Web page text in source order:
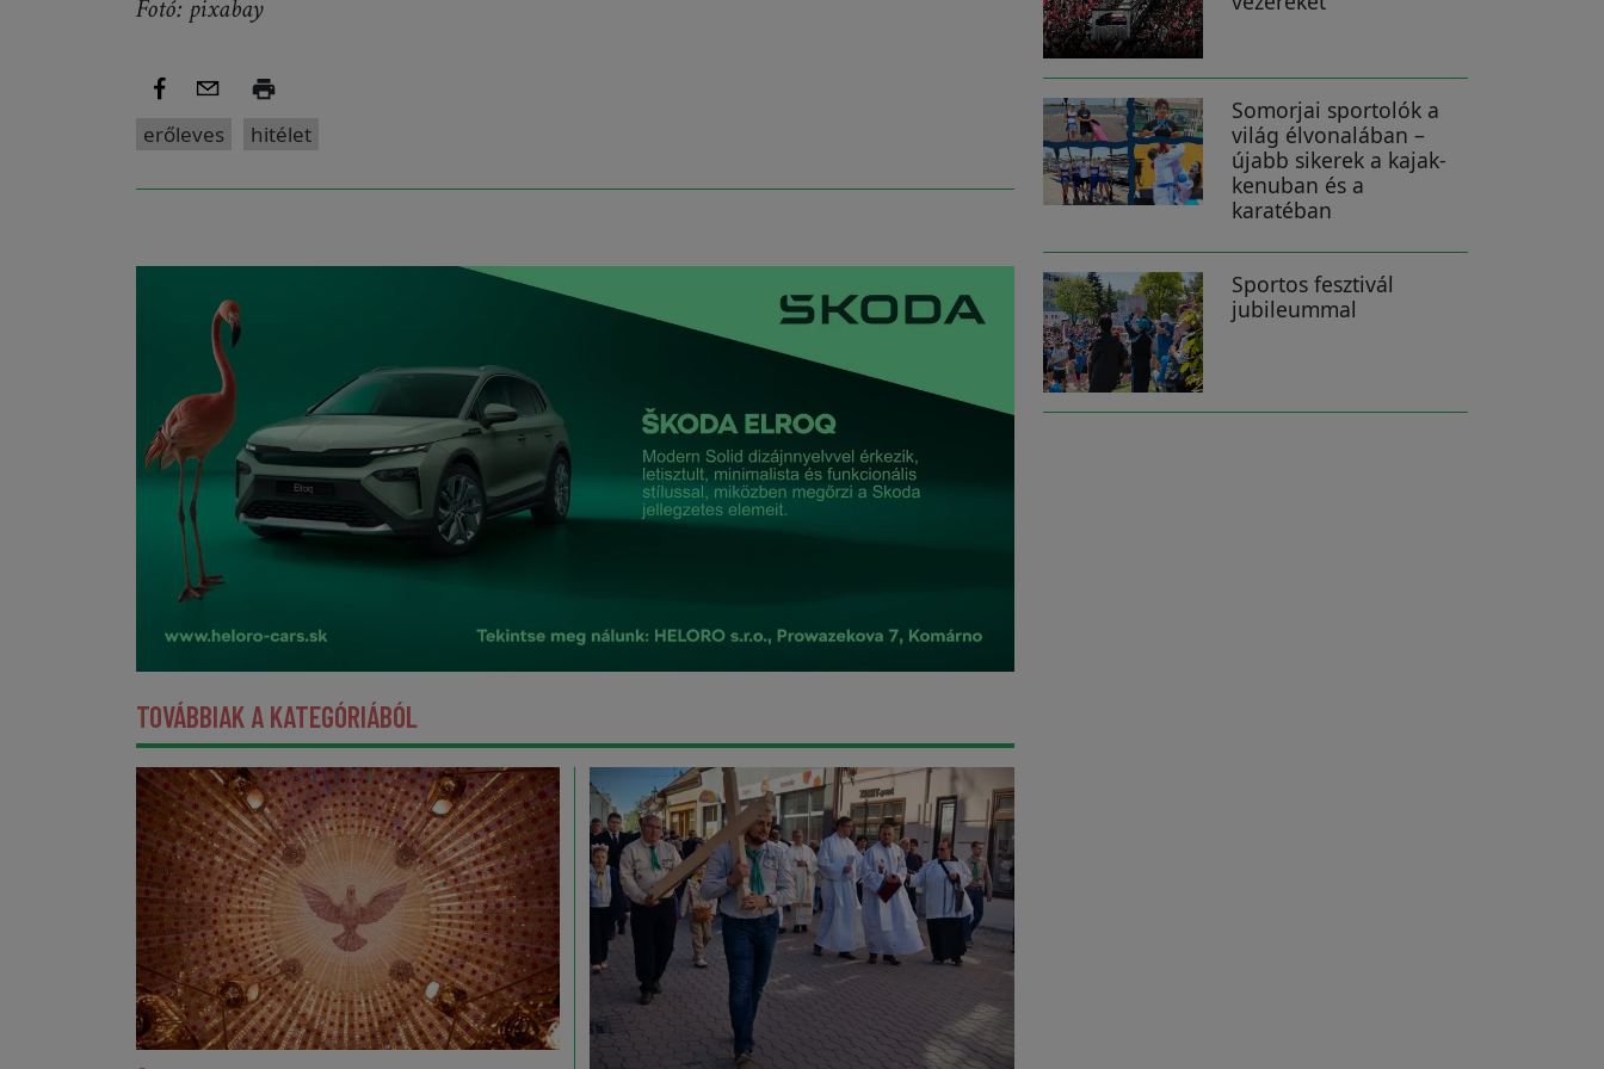
Fotó: pixabay
erőleves hitélet
TOVÁBBIAK A KATEGÓRIÁBÓL
Somorjai sportolók a
világ élvonalában –
újabb sikerek a kajak-
kenuban és a
karatéban
Sportos fesztivál
jubileummal